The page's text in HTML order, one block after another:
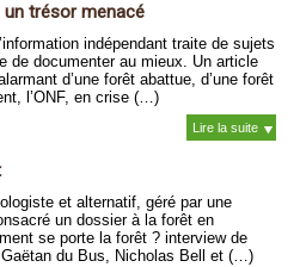
trésor menacé
indépendant traite de sujets
de documenter au mieux. Un article
d’une forêt abattue, d’une forêt
l’ONF, en crise (…)
Lire la suite
et alternatif, géré par une
un dossier à la forêt en
se porte la forêt ? interview de
du Bus, Nicholas Bell et (…)